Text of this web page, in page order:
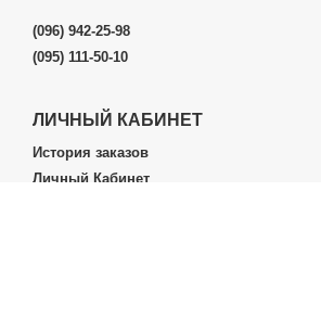
(096) 942-25-98
(095) 111-50-10
ЛИЧНЫЙ КАБИНЕТ
История заказов
Личный Кабинет